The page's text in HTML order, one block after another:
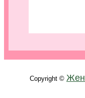
Copyright ©